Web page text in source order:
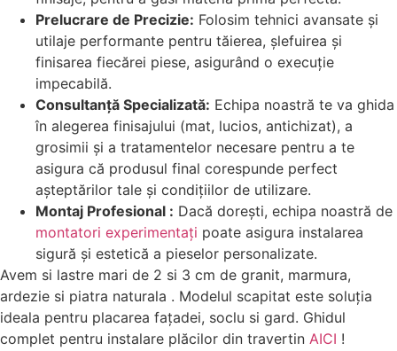
Prelucrare de Precizie: Folosim tehnici avansate și
utilaje performante pentru tăierea, șlefuirea și
finisarea fiecărei piese, asigurând o execuție
impecabilă.
Consultanță Specializată: Echipa noastră te va ghida
în alegerea finisajului (mat, lucios, antichizat), a
grosimii și a tratamentelor necesare pentru a te
asigura că produsul final corespunde perfect
așteptărilor tale și condițiilor de utilizare.
Montaj Profesional : Dacă dorești, echipa noastră de
montatori experimentați poate asigura instalarea
sigură și estetică a pieselor personalizate.
Avem si lastre mari de 2 si 3 cm de granit, marmura,
ardezie si piatra naturala . Modelul scapitat este soluția
ideala pentru placarea fațadei, soclu si gard. Ghidul
complet pentru instalare plăcilor din travertin AICI !